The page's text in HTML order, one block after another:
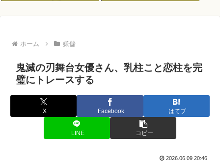
ホーム 嫌儲
鬼滅の刃舞台女優さん、乳柱こと恋柱を完
璧にトレースする
X Facebook はてブ
LINE コピー
2026.06.09 20:46